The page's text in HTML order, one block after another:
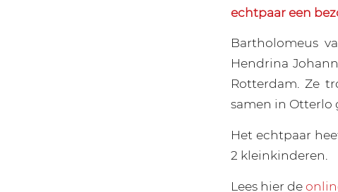
echtpaar een
Bartholomeus
Hendrina
Rotterdam. Ze
samen in Otterlo
Het echtpaar
2 kleinkinderen.
Lees hier de